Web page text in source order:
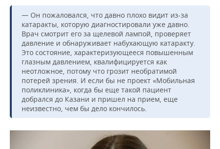
— Он пожаловался, что давно плохо видит из-за
катаракты, которую диагностировали уже давно.
Врач смотрит его за щелевой лампой, проверяет
давление и обнаруживает набухающую катаракту.
Это состояние, характеризующееся повышенным
глазным давлением, квалифицируется как
неотложное, потому что грозит необратимой
потерей зрения. И если бы не проект «Мобильная
поликлиника», когда бы еще такой пациент
добрался до Казани и пришел на прием, еще
неизвестно, чем бы дело кончилось.